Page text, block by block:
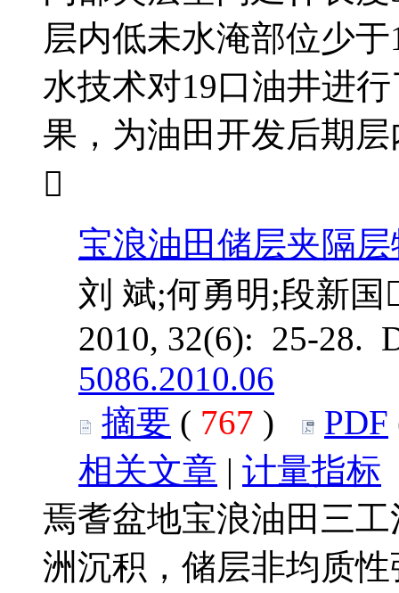
层内低未水淹部位少
水技术对19口油井进
果，为油田开发后期

宝浪油田储层夹隔
刘 斌;何勇明;段新国
2010, 32(6): 25-28.
5086.2010.06
摘要 ( 767 ) PDF
相关文章 | 计量指标
焉耆盆地宝浪油田三
洲沉积，储层非均质